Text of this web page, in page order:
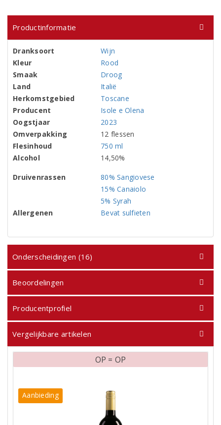
Productinformatie
Dranksoort
Wijn
Kleur
Rood
Smaak
Droog
Land
Italië
Herkomstgebied
Toscane
Producent
Isole e Olena
Oogstjaar
2023
Omverpakking
12 flessen
Flesinhoud
750 ml
Alcohol
14,50%
Druivenrassen
80% Sangiovese
15% Canaiolo
5% Syrah
Allergenen
Bevat sulfieten
Onderscheidingen (16)
Beoordelingen
Producentprofiel
Vergelijkbare artikelen
OP = OP
Aanbieding